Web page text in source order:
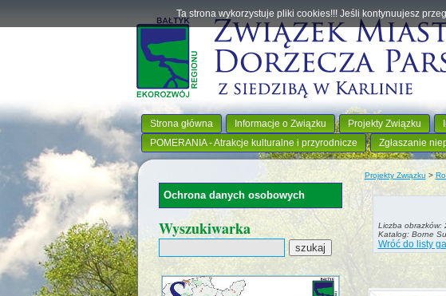
Strona główna Informacje o Związku Projekty Związku
POMERANIA - Atrakcje kulturalne i przyrodnicze
Zgłaszanie
Projekty Związku >
Liczba obrazków:
Katalog: Borne
Wróć do listy
Ochrona danych osobowych
Wyszukiwarka
Ta strona wykorzystuje pliki cookies!!! Jeśli kontynuujesz